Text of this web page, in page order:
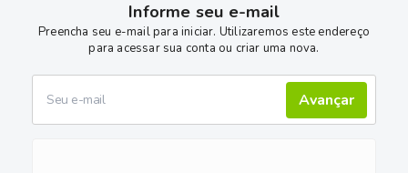
Informe seu e-mail
Preencha seu e-mail para iniciar. Utilizaremos este endereço
para acessar sua conta ou criar uma nova.
Avançar